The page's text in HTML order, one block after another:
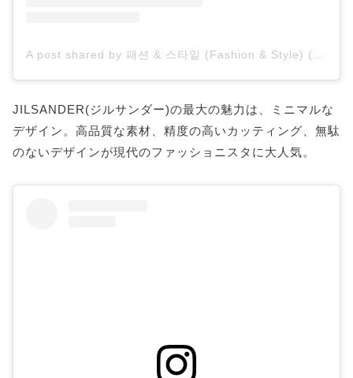
JILSANDER(ジルサンダー)の最大の魅力は、ミニマルな
デザイン。高品質な素材、精度の高いカッティング、無駄
のないデザインが現代のファッショニスタに大人気。